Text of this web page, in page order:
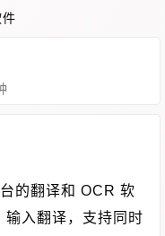
的翻译和 OCR 软
输入翻译，支持同时